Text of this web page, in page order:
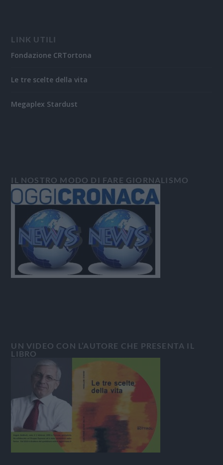
LINK UTILI
Fondazione CRTortona
Le tre scelte della vita
Megaplex Stardust
IL NOSTRO MODO DI FARE GIORNALISMO
UN VIDEO CON L’AUTORE CHE PRESENTA IL
LIBRO